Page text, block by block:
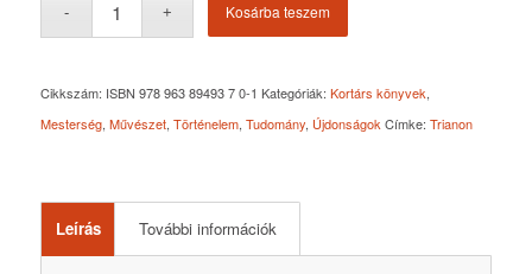
Kosárba teszem
Cikkszám: ISBN 978 963 89493 7 0-1 Kategóriák: Kortárs könyvek,
Mesterség, Művészet, Történelem, Tudomány, Újdonságok Címke: Trianon
Leírás További információk